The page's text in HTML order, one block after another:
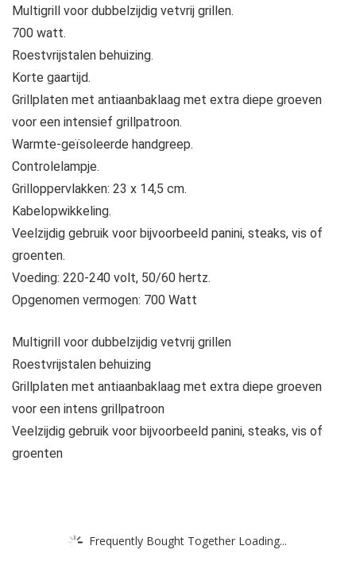
Multigrill voor dubbelzijdig vetvrij grillen.
700 watt.
Roestvrijstalen behuizing.
Korte gaartijd.
Grillplaten met antiaanbaklaag met extra diepe groeven
voor een intensief grillpatroon.
Warmte-geïsoleerde handgreep.
Controlelampje.
Grilloppervlakken: 23 x 14,5 cm.
Kabelopwikkeling.
Veelzijdig gebruik voor bijvoorbeeld panini, steaks, vis of
groenten.
Voeding: 220-240 volt, 50/60 hertz.
Opgenomen vermogen: 700 Watt
Multigrill voor dubbelzijdig vetvrij grillen
Roestvrijstalen behuizing
Grillplaten met antiaanbaklaag met extra diepe groeven
voor een intens grillpatroon
Veelzijdig gebruik voor bijvoorbeeld panini, steaks, vis of
groenten
Frequently Bought Together Loading...